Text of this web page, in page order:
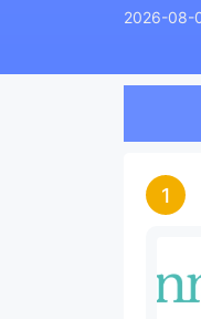
2026-08-
1